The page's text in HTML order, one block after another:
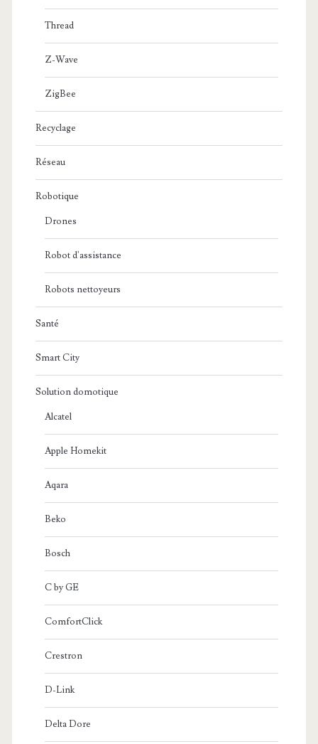
Thread
Z-Wave
ZigBee
Recyclage
Réseau
Robotique
Drones
Robot d'assistance
Robots nettoyeurs
Santé
Smart City
Solution domotique
Alcatel
Apple Homekit
Aqara
Beko
Bosch
C by GE
ComfortClick
Crestron
D-Link
Delta Dore